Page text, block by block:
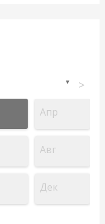
▼ >
Апр
Авг
Дек